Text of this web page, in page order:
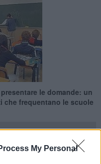
My Personal
le domande: un
che frequentano le scuole